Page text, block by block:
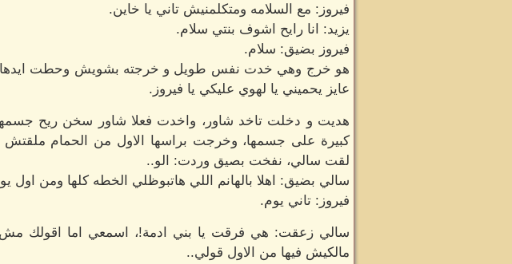
فيروز: مع السلامه ومتكلمنيش تاني يا خاين.
يزيد: انا رايح اشوف بنتي سلام.
فيروز بضيق: سلام.
هو خرج وهي خدت نفس طويل و خرجته بشويش وحطت ايدها على
عايز يحميني يا لهوي عليكي يا فيروز.
هديت و دخلت تاخد شاور، واخدت فعلا شاور سخن ريح
كبيرة على جسمها، وخرجت براسها الاول من الحمام
لقت سالي، نفخت بصيق وردت: الو..
سالي بضيق: اهلا بالهانم اللي هاتبوظلي الخطه كلها ومن اول
فيروز: تاني يوم.
سالي زعقت: هي فرقت يا بني ادمة!، اسمعي اما اقولك مش
مالكيش فيها من الاول قولي..